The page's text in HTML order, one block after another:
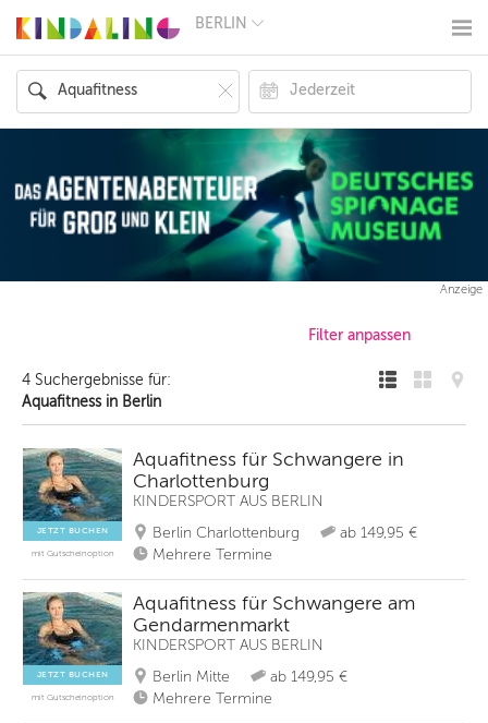
BERLIN
BERLIN
MÜNCHEN
HAMBURG
KÖLN
DÜSSELDORF
STUTTGART
ESSEN
HANNOVER
LEIPZIG
DRESDEN
NÜRNBERG
Anzeige
4 Suchergebnisse für:
Aquafitness in Berlin
JETZT BUCHEN
mit Gutscheinoption
Aquafitness für Schwangere in
Charlottenburg
KINDERSPORT AUS BERLIN
Berlin Charlottenburg
ab 149,95 €
Mehrere Termine
JETZT BUCHEN
mit Gutscheinoption
Aquafitness für Schwangere am
Gendarmenmarkt
KINDERSPORT AUS BERLIN
Berlin Mitte
ab 149,95 €
Mehrere Termine